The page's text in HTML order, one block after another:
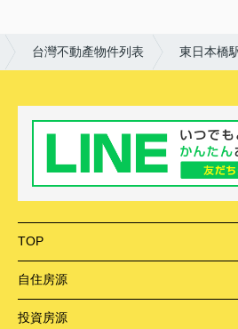
台灣不動產物件列表 東日本橋
TOP
自住房源
投資房源